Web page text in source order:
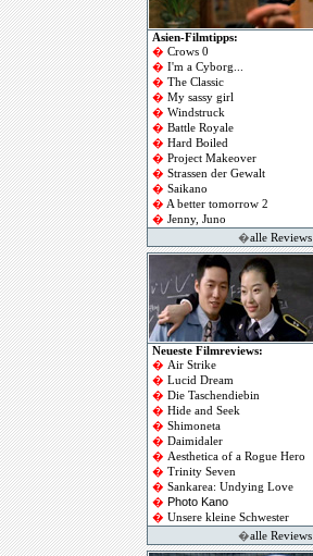
Asien-Filmtipps:
� Crows 0
� I'm a Cyborg
� The Classic
� My sassy girl
� Windstruck
� Battle Royale
� Hard Boiled
� Project Makeover
� Strassen der Gewalt
� Saikano
� A better tomorrow 2
� Jenny, Juno
�alle Reviews
Neueste Filmreviews:
� Air Strike
� Lucid Dream
� Die Taschendiebin
� Hide and Seek
� Shimoneta
� Daimidaler
� Aesthetica of a Rogue Hero
� Trinity Seven
� Sankarea: Undying Love
� Photo Kano
� Unsere kleine Schwester
�alle Reviews